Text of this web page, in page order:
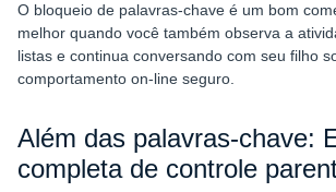
O bloqueio de palavras-chave é um bom
melhor quando você também observa a
listas e continua conversando com seu filho
comportamento on-line seguro.
Além das palavras-chave:
completa de controle